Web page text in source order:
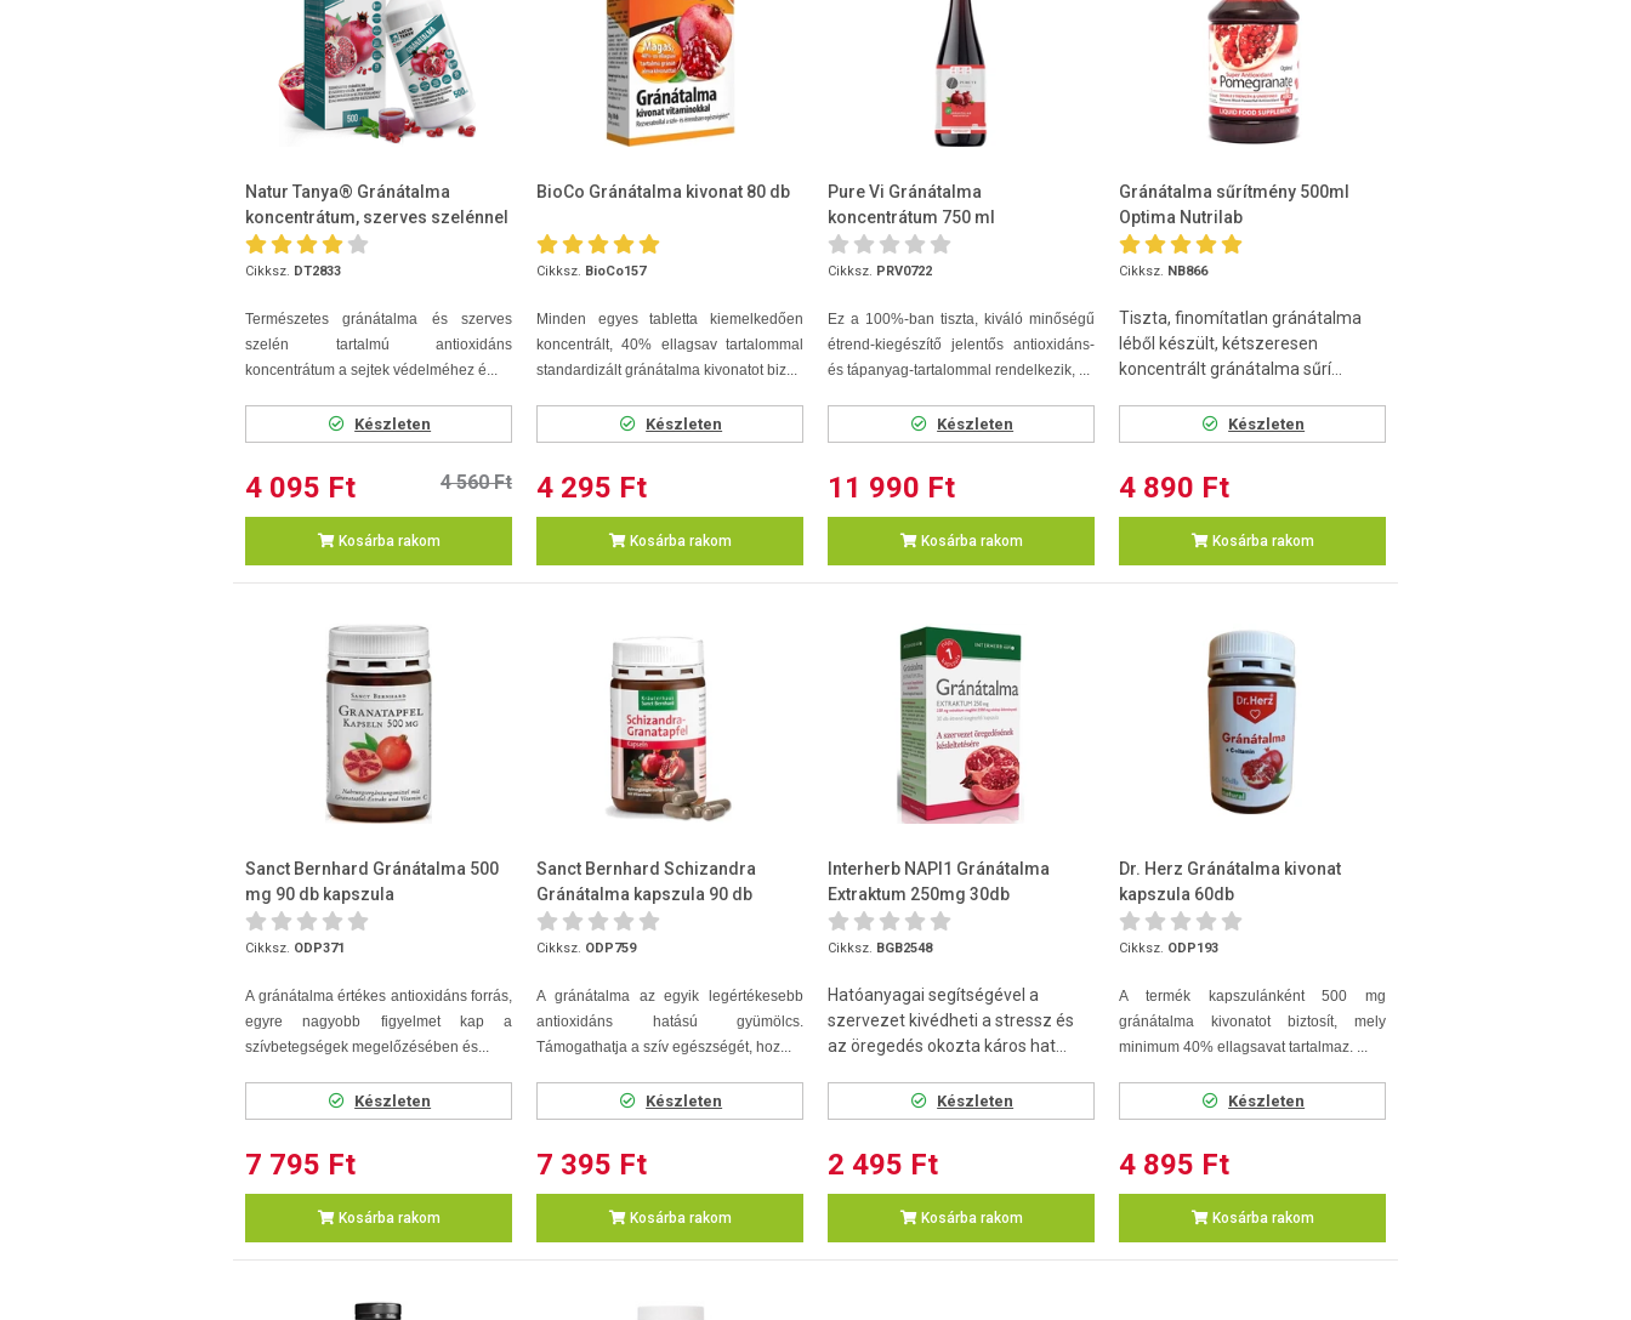
Natur Tanya® Gránátalma
koncentrátum, szerves szelénnel
500ml
Cikksz. DT2833
Természetes gránátalma és szerves
szelén tartalmú antioxidáns
koncentrátum a sejtek védelméhez é...
Készleten
4 095 Ft 4 560 Ft
Kosárba rakom
BioCo Gránátalma kivonat 80 db
Cikksz. BioCo157
Minden egyes tabletta kiemelkedően
koncentrált, 40% ellagsav tartalommal
standardizált gránátalma kivonatot biz...
Készleten
4 295 Ft
Kosárba rakom
Pure Vi Gránátalma
koncentrátum 750 ml
Cikksz. PRV0722
Ez a 100%-ban tiszta, kiváló minőségű
étrend-kiegészítő jelentős antioxidáns-
és tápanyag-tartalommal rendelkezik, ...
Készleten
11 990 Ft
Kosárba rakom
Gránátalma sűrítmény 500ml
Optima Nutrilab
Cikksz. NB866
Tiszta, finomítatlan gránátalma
léből készült, kétszeresen
koncentrált gránátalma sűrí...
Készleten
4 890 Ft
Kosárba rakom
Sanct Bernhard Gránátalma 500
mg 90 db kapszula
Cikksz. ODP371
A gránátalma értékes antioxidáns forrás,
egyre nagyobb figyelmet kap a
szívbetegségek megelőzésében és...
Készleten
7 795 Ft
Kosárba rakom
Sanct Bernhard Schizandra
Gránátalma kapszula 90 db
Cikksz. ODP759
A gránátalma az egyik legértékesebb
antioxidáns hatású gyümölcs.
Támogathatja a szív egészségét, hoz...
Készleten
7 395 Ft
Kosárba rakom
Interherb NAPI1 Gránátalma
Extraktum 250mg 30db
Cikksz. BGB2548
Hatóanyagai segítségével a
szervezet kivédheti a stressz és
az öregedés okozta káros hat...
Készleten
2 495 Ft
Kosárba rakom
Dr. Herz Gránátalma kivonat
kapszula 60db
Cikksz. ODP193
A termék kapszulánként 500 mg
gránátalma kivonatot biztosít, mely
minimum 40% ellagsavat tartalmaz. ...
Készleten
4 895 Ft
Kosárba rakom